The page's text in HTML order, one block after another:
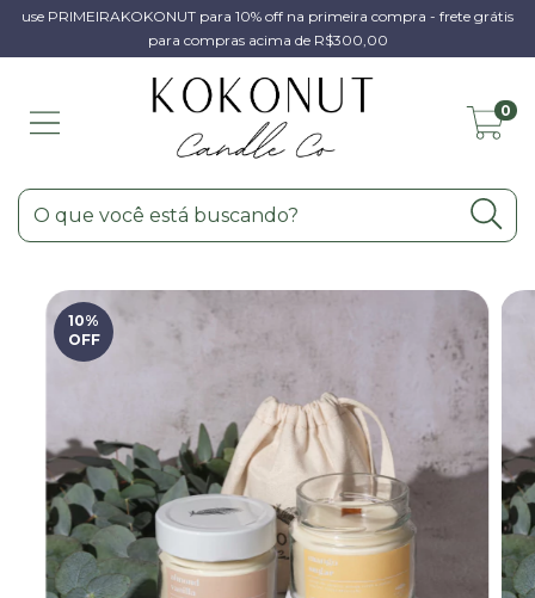
use PRIMEIRAKOKONUT para 10% off na primeira compra - frete grátis
para compras acima de R$300,00
0
10%
OFF